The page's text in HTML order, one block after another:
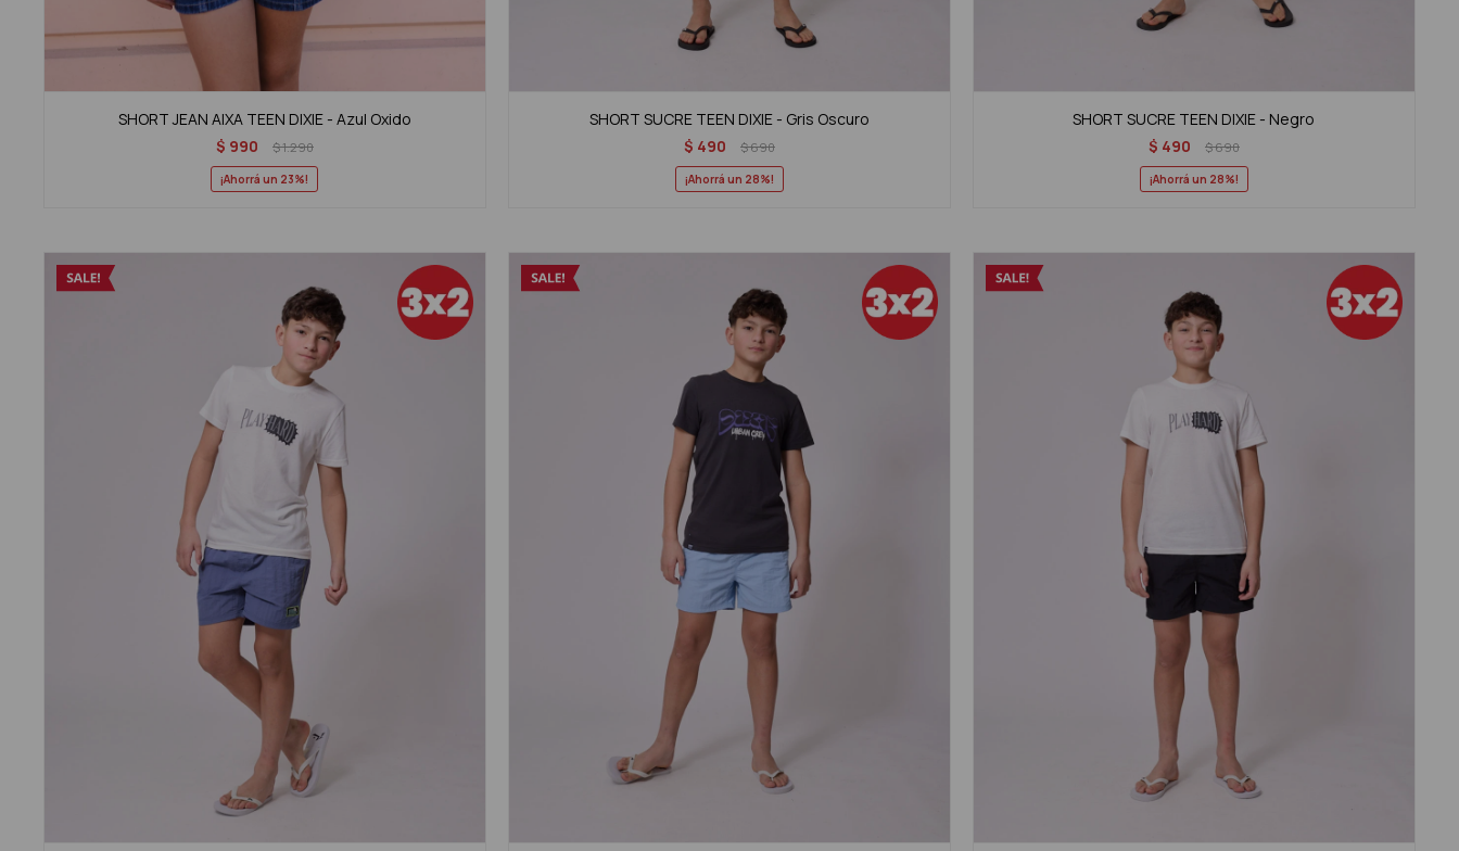
SHORT JEAN AIXA TEEN DIXIE - Azul Oxido
$ 990 $1.290
23
SHORT SUCRE TEEN DIXIE - Gris Oscuro
$ 490 $690
28
SHORT SUCRE TEEN DIXIE - Negro
$ 490 $690
28